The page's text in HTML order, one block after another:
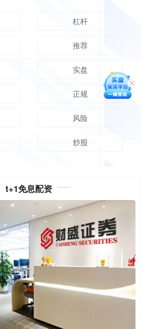
杠杆
推荐
实盘
正规
风险
炒股
t+1免息配资